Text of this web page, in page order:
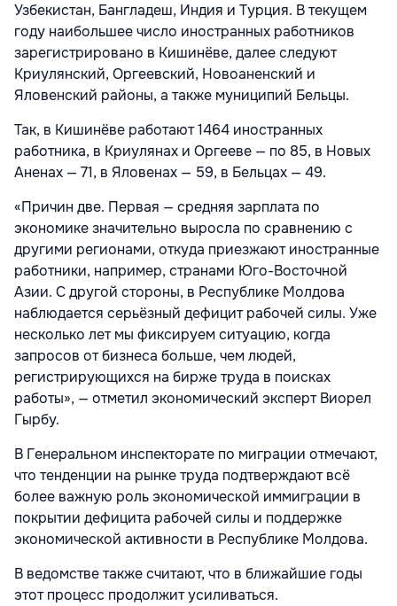
Узбекистан, Бангладеш, Индия и Турция. В текущем
году наибольшее число иностранных работников
зарегистрировано в Кишинёве, далее следуют
Криулянский, Оргеевский, Новоаненский и
Яловенский районы, а также муниципий Бельцы.
Так, в Кишинёве работают 1464 иностранных
работника, в Криулянах и Оргееве — по 85, в Новых
Аненах — 71, в Яловенах — 59, в Бельцах — 49.
«Причин две. Первая — средняя зарплата по
экономике значительно выросла по сравнению с
другими регионами, откуда приезжают иностранные
работники, например, странами Юго-Восточной
Азии. С другой стороны, в Республике Молдова
наблюдается серьёзный дефицит рабочей силы. Уже
несколько лет мы фиксируем ситуацию, когда
запросов от бизнеса больше, чем людей,
регистрирующихся на бирже труда в поисках
работы», — отметил экономический эксперт Виорел
Гырбу.
В Генеральном инспекторате по миграции отмечают,
что тенденции на рынке труда подтверждают всё
более важную роль экономической иммиграции в
покрытии дефицита рабочей силы и поддержке
экономической активности в Республике Молдова.
В ведомстве также считают, что в ближайшие годы
этот процесс продолжит усиливаться.